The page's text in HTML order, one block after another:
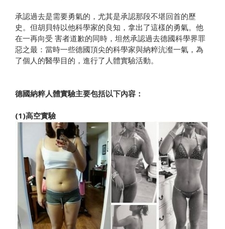
承認過去是需要勇氣的，尤其是承認那段不堪回首的歷
史。但胡貝特以他科學家的良知，拿出了這樣的勇氣。他
在一再向受 害者道歉的同時，坦然承認過去德國科學界罪
惡之最：當時一些德國頂尖的科學家與納粹沆瀣一氣，為
了個人的醫學目的，進行了人體實驗活動。
德國納粹人體實驗主要包括以下內容：
(1)高空實驗